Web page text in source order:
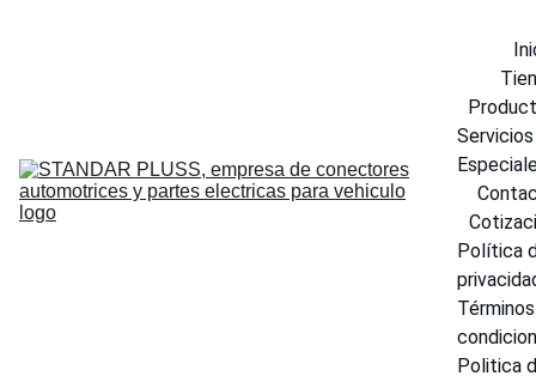
Servicios
Política
Politica